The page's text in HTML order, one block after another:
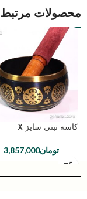
محصولات مرتبط
کاسه تبتی سایز X
تومان3,857,000